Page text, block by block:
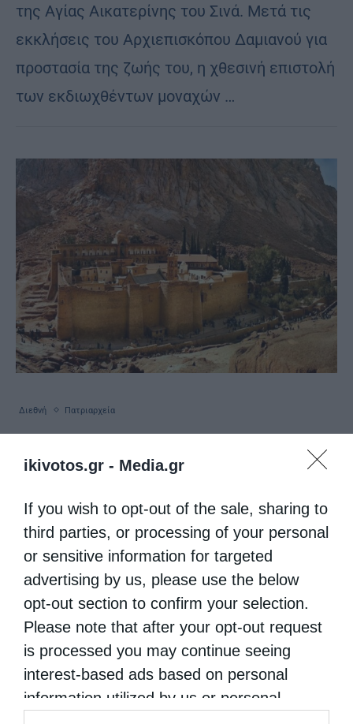
ikivotos.gr - Media.gr
If you wish to opt-out of the sale, sharing to
third parties, or processing of your personal
or sensitive information for targeted
advertising by us, please use the below
opt-out section to confirm your selection.
Please note that after your opt-out request
is processed you may continue seeing
interest-based ads based on personal
information utilized by us or personal
της Αγίας Αικατερίνης του Σινά. Μετά τις
εκκλήσεις του Αρχιεπισκόπου Δαμιανού για
προστασία της ζωής του, η χθεσινή επιστολή
των εκδιωχθέντων μοναχών …
Διεθνή Πατριαρχεία
Μόνη Σινά: Επεισόδιο του Αρχιεπισκόπου με
τους “πραξικοπηματίες” – “Επανήλθε η
από ikivotos 26 Αυγούστου 2025
O Αρχιεπίσκοπος Σινά Δαμιανός, προχώρησε
σήμερα στην έξωση
των πραξικοπηματιών μοναχών από
το Μοναστήρι της Αγίας Αικατερίνης.
Σύμφωνα με ανακοίνωση που εξέδωσε ο
ίδιος, όλα συνέβησαν το σήμερα το απόγευμα